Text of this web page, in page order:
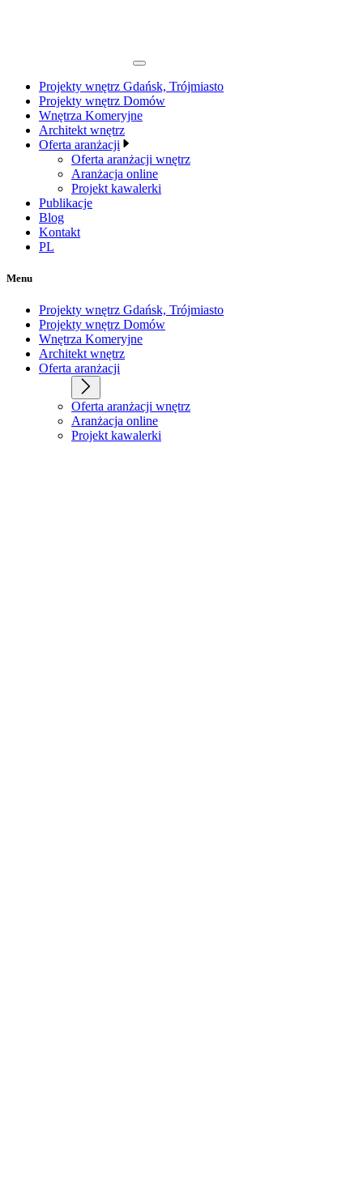
Projekty wnętrz Gdańsk, Trójmiasto
Projekty wnętrz Domów
Wnętrza Komeryjne
Architekt wnętrz
Oferta aranżacji
Oferta aranżacji wnętrz
Aranżacja online
Projekt kawalerki
Publikacje
Blog
Kontakt
PL
Menu
Projekty wnętrz Gdańsk, Trójmiasto
Projekty wnętrz Domów
Wnętrza Komeryjne
Architekt wnętrz
Oferta aranżacji
Oferta aranżacji wnętrz
Aranżacja online
Projekt kawalerki